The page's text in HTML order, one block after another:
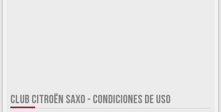
CLUB CITROËN SAXO - CONDICIONES DE USO